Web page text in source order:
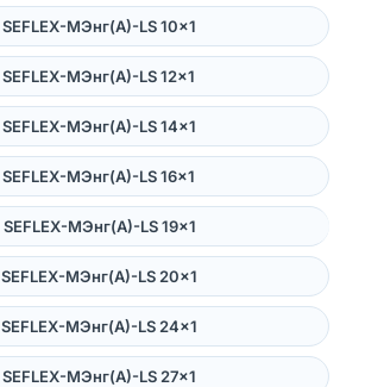
SEFLEX-MЭнг(А)-LS 10×1
SEFLEX-MЭнг(А)-LS 12×1
SEFLEX-MЭнг(А)-LS 14×1
SEFLEX-MЭнг(А)-LS 16×1
SEFLEX-MЭнг(А)-LS 19×1
SEFLEX-MЭнг(А)-LS 20×1
SEFLEX-MЭнг(А)-LS 24×1
SEFLEX-MЭнг(А)-LS 27×1